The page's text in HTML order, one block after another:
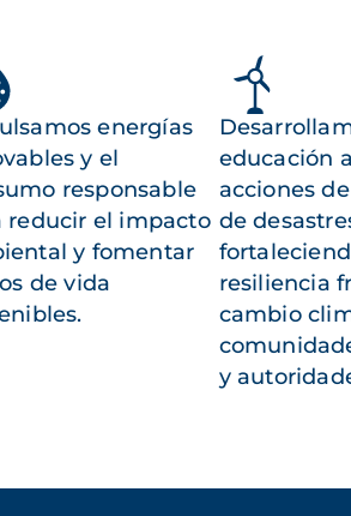
energías
y el
responsable
reducir el impacto
y fomentar
de vida
educación
acciones
de
resiliencia
cambio
y